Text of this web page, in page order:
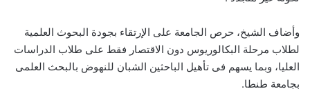
وأضاف الشيخ، حرص الجامعة على الإرتقاء بجودة البحوث العلمية
لطلاب مرحلة البكالوريوس دون الاقتصار فقط على طلاب الدراسات
العليا، وبما يسهم فى تأهيل الباحثين الشبان للنهوض بالبحث العلمى
بجامعة طنطا.